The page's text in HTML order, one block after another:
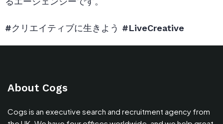
#クリエイティブに生きよう #LiveCreative
About Cogs
Cogs is an executive search and recruitment agency from